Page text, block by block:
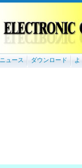
ニュース ダウンロード